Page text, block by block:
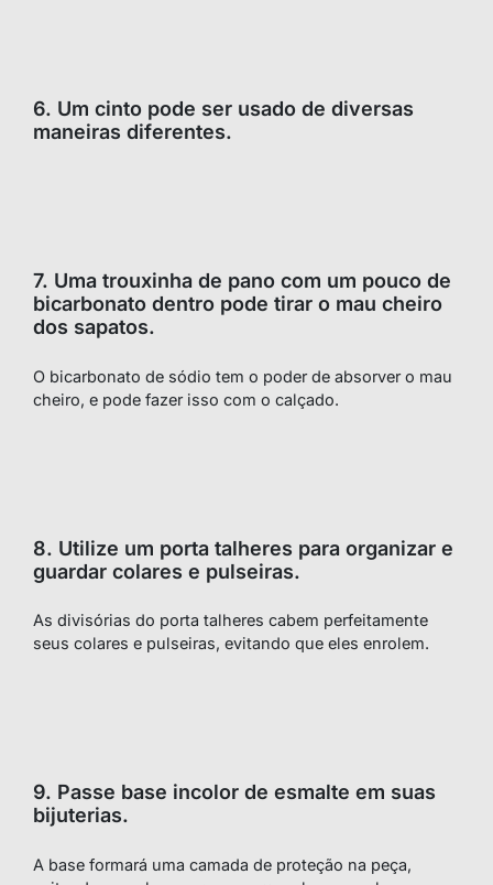
6. Um cinto pode ser usado de diversas
maneiras diferentes.
7. Uma trouxinha de pano com um pouco de
bicarbonato dentro pode tirar o mau cheiro
dos sapatos.
O bicarbonato de sódio tem o poder de absorver o mau
cheiro, e pode fazer isso com o calçado.
8. Utilize um porta talheres para organizar e
guardar colares e pulseiras.
As divisórias do porta talheres cabem perfeitamente
seus colares e pulseiras, evitando que eles enrolem.
9. Passe base incolor de esmalte em suas
bijuterias.
A base formará uma camada de proteção na peça,